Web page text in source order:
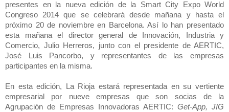
presentes en la nueva edición de la Smart City Expo World
Congreso 2014 que se celebrará desde mañana y hasta el
próximo 20 de noviembre en Barcelona. Así lo han presentado
esta mañana el director general de Innovación, Industria y
Comercio, Julio Herreros, junto con el presidente de AERTIC,
José Luis Pancorbo, y representantes de las empresas
participantes en la misma.
En esta edición,
La Rioja estará representada en su vertiente
empresarial por nueve empresas que son socias de la
Agrupación de Empresas Innovadoras AERTIC: Get-App, JIG